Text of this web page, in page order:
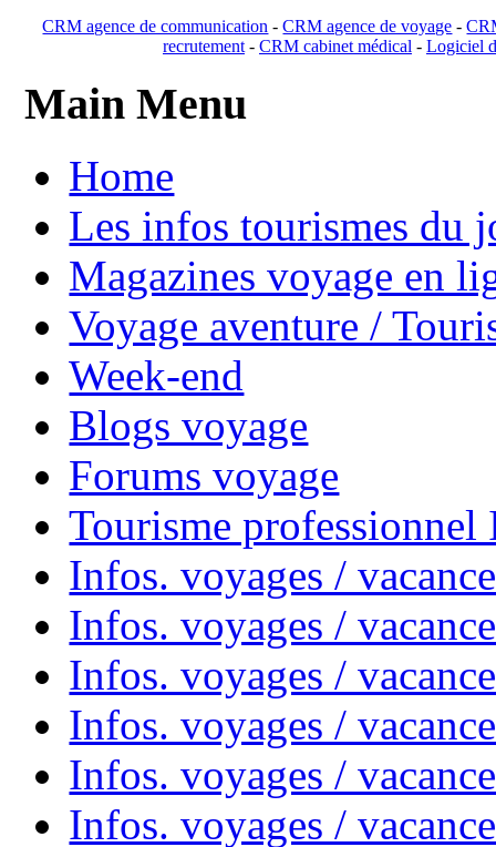
CRM agence de communication -CRM agence de voyage -
recrutement- CRM cabinet médical- Logiciel
Main Menu
Home
Les infos tourismes du
Magazines voyage en
Voyage aventure /
Week-end
Blogs voyage
Forums voyage
Tourisme
Infos. voyages /
Infos. voyages /
Infos. voyages /
Infos. voyages /
Infos. voyages /
Infos. voyages /